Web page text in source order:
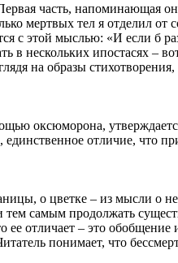
часть, напоминающая
мертвых тел я отделил от
с этой мыслью: «И если б
в нескольких ипостасях –
на образы стихотворения,
оксюморона,
отличие, что
о цветке – из мысли о
самым продолжать
ее отличает – это обобщение
понимает, что